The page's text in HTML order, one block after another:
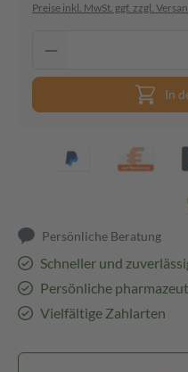
Preise inkl. MwSt. ggf. zzgl.
In
Persönliche Beratung
Schneller und
Persönliche
Vielfältige Zahlarten